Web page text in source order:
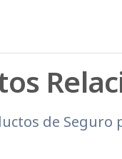
de Seguro